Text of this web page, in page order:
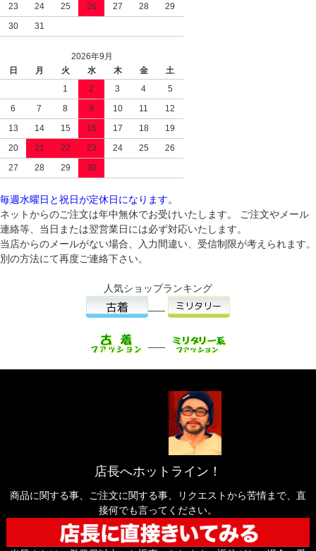
23
24 25 26 27 28
29
30
31
2026年9月
日
月 火 水 木 金
土
1
2 3 4
5
6
7 8 9 10 11
12
13
14 15 16 17 18
19
20
21 22 23 24 25
26
27
28 29 30
毎週水曜日と祝日が定休日になります。
ネットからのご注文は年中無休でお受けいたします。 ご注文やメール
連絡等、当日または翌営業日には必ず対応いたします。
当店からのメールがない場合、入力間違い、受信制限が考えられます。
別の方法にて再度ご連絡下さい。
人気ショップランキング
店長へホットライン！
商品に関する事、ご注文に関する事、リクエストから苦情まで、直
接何でも言ってください。